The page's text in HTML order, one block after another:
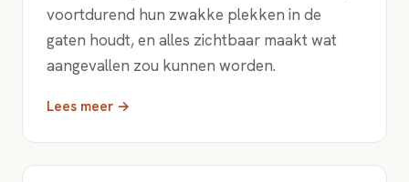
voortdurend hun zwakke plekken in de
gaten houdt, en alles zichtbaar maakt wat
aangevallen zou kunnen worden.
Lees meer →